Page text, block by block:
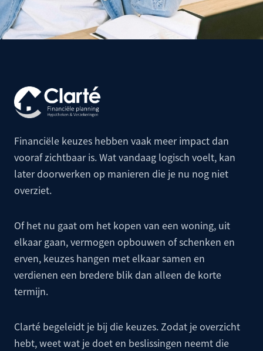
Financiële keuzes hebben vaak meer impact dan
vooraf zichtbaar is. Wat vandaag logisch voelt, kan
later doorwerken op manieren die je nu nog niet
overziet.
Of het nu gaat om het kopen van een woning, uit
elkaar gaan, vermogen opbouwen of schenken en
erven, keuzes hangen met elkaar samen en
verdienen een bredere blik dan alleen de korte
termijn.
Clarté begeleidt je bij die keuzes. Zodat je overzicht
hebt, weet wat je doet en beslissingen neemt die